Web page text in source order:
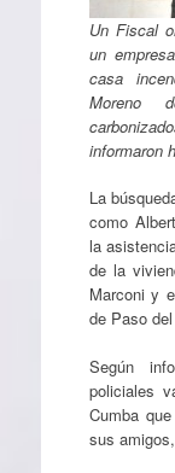
Un Fiscal
un
casa
Moreno
informaron
La
como
la
de la
Marconi y
de Paso
Según
policiales
Cumba
sus